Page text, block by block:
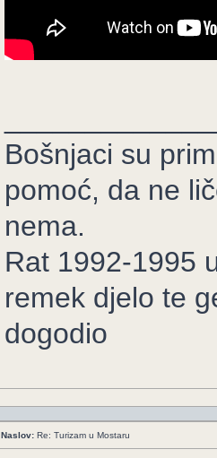
Bošnjaci su
pomoć, da ne
nema.
Rat 1992-1995
remek djelo te
dogodio
Naslov: Re: Turizam u Mostaru